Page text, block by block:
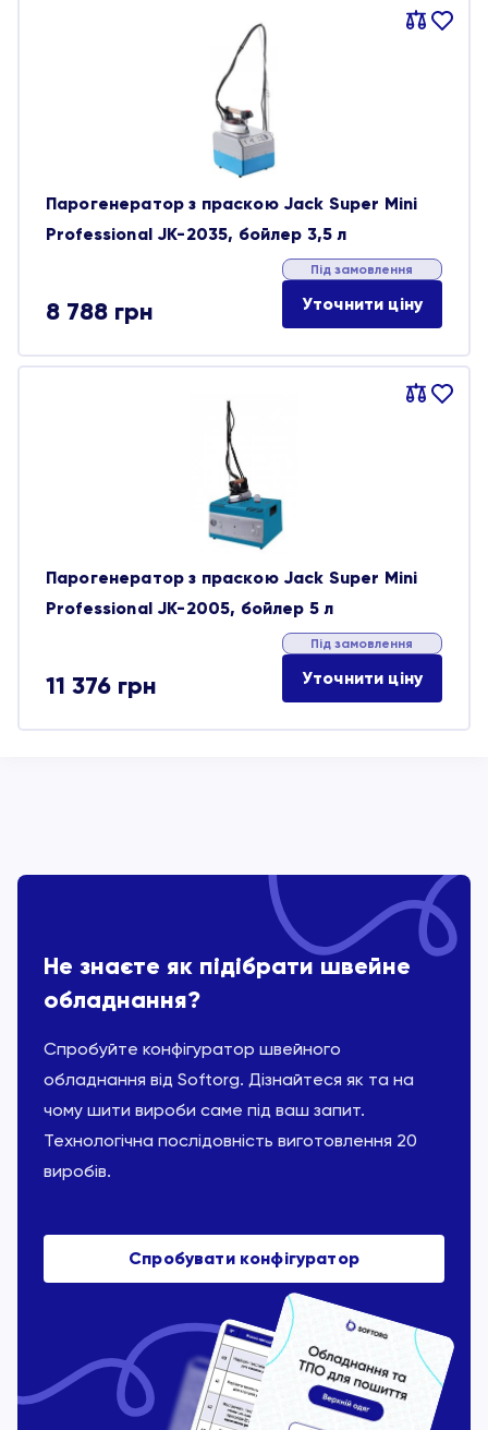
Порівняти
В
Парогенератор з праскою Jack Super Mini
Professional JK-2035, бойлер 3,5 л
8 788 грн
Під замовлення
Уточнити ціну
Порівняти
В
Парогенератор з праскою Jack Super Mini
Professional JK-2005, бойлер 5 л
11 376 грн
Під замовлення
Уточнити ціну
Не знаєте як підібрати швейне
обладнання?
Спробуйте конфігуратор швейного
обладнання від Softorg. Дізнайтеся як та на
чому шити вироби саме під ваш запит.
Технологічна послідовність виготовлення 20
виробів.
Спробувати конфігуратор